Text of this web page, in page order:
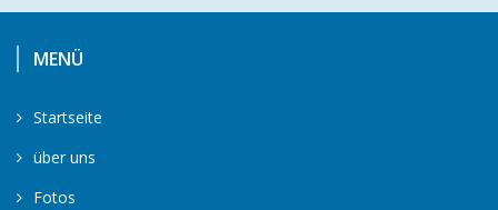
MENÜ
Startseite
über uns
Fotos